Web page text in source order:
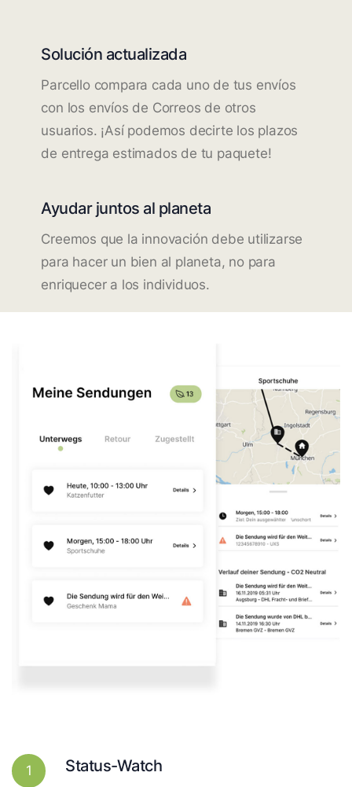
Solución actualizada
Parcello compara cada uno de tus envíos
con los envíos de Correos de otros
usuarios. ¡Así podemos decirte los plazos
de entrega estimados de tu paquete!
Ayudar juntos al planeta
Creemos que la innovación debe utilizarse
para hacer un bien al planeta, no para
enriquecer a los individuos.
1 Status-Watch